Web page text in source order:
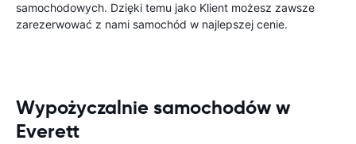
samochodowych. Dzięki temu jako Klient możesz zawsze
zarezerwować z nami samochód w najlepszej cenie.
Wypożyczalnie samochodów w
Everett